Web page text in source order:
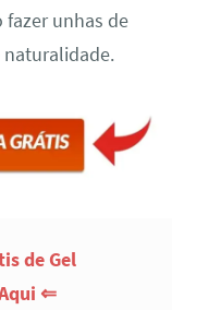
fazer unhas de
de Gel
⇐